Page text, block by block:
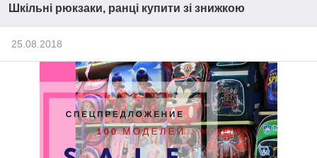
Шкільні рюкзаки, ранці купити зі знижкою
25.08.2018